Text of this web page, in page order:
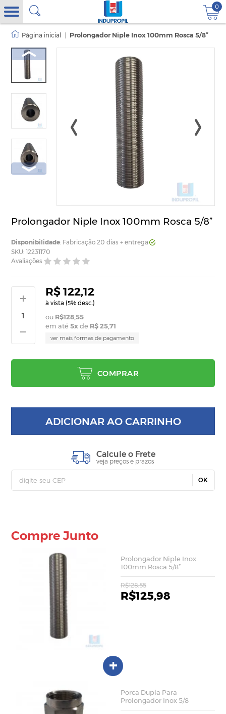
0
Prolongador Niple Inox 100mm Rosca 5/8”
Prolongador Niple Inox 100mm Rosca 5/8”
Disponibilidade: Fabricação 20 dias + entrega
SKU: 12231170
Avaliações
R$ 122,12
à vista (5% desc.)
R$128,55
em até5x de R$ 25,71
ver mais formas de pagamento
COMPRAR
ADICIONAR AO CARRINHO
Calcule o Frete
veja preços e prazos
OK
Compre Junto
Prolongador Niple Inox
100mm Rosca 5/8”
R$128,55
R$125,98
+
Porca Dupla Para
Prolongador Inox 5/8